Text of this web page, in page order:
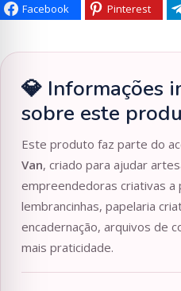
Facebook Pinterest
💎 Informações
sobre este
Este produto faz parte do
Van, criado para ajudar
empreendedoras criativas
lembrancinhas, papelaria
encadernação, arquivos de
mais praticidade.